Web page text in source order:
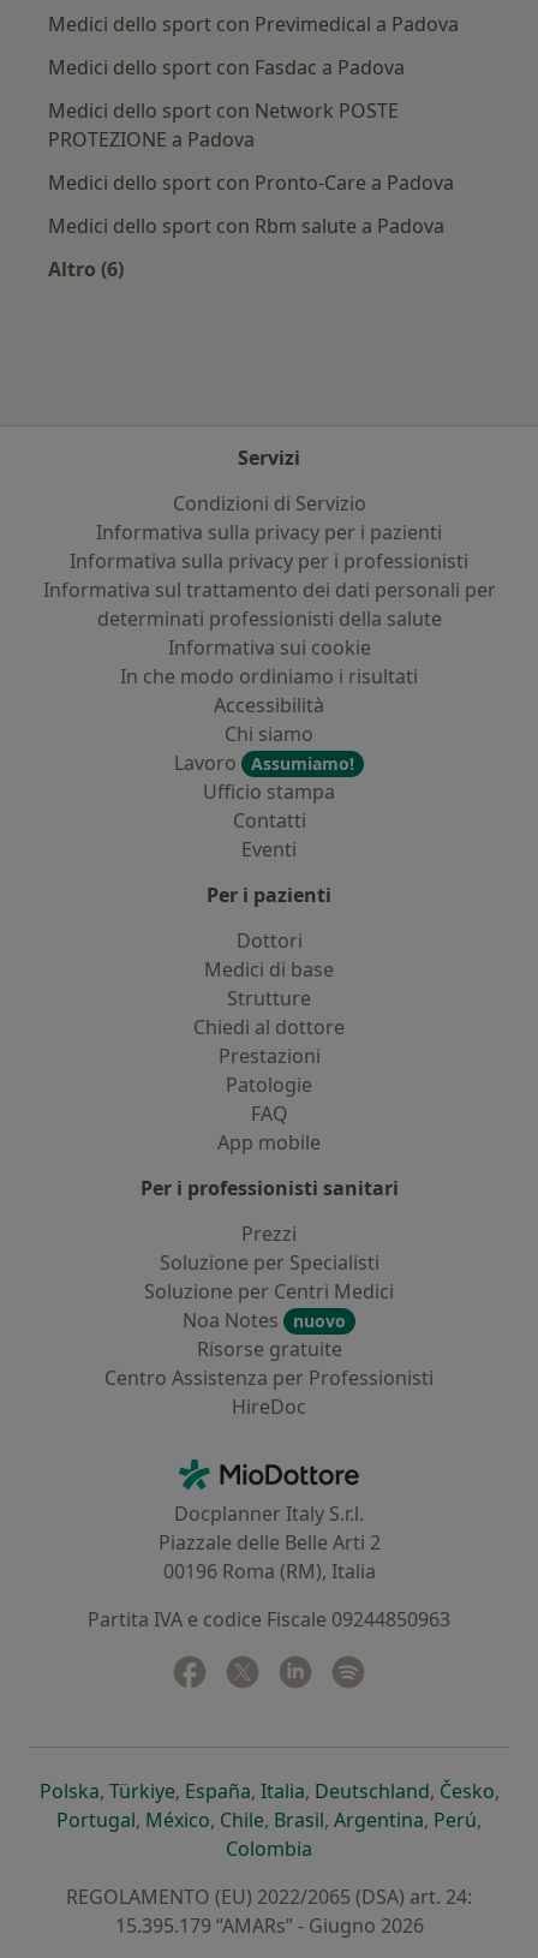
Medici dello sport con Previmedical a Padova
Medici dello sport con Fasdac a Padova
Medici dello sport con Network POSTE
PROTEZIONE a Padova
Medici dello sport con Pronto-Care a Padova
Medici dello sport con Rbm salute a Padova
Altro (6)
Servizi
Condizioni di Servizio
Informativa sulla privacy per i pazienti
Informativa sulla privacy per i professionisti
Informativa sul trattamento dei dati personali per
determinati professionisti della salute
Informativa sui cookie
In che modo ordiniamo i risultati
Accessibilità
Chi siamo
Lavoro
Assumiamo!
Ufficio stampa
Contatti
Eventi
Per i pazienti
Dottori
Medici di base
Strutture
Chiedi al dottore
Prestazioni
Patologie
FAQ
App mobile
Per i professionisti sanitari
Prezzi
Soluzione per Specialisti
Soluzione per Centri Medici
Noa Notes
nuovo
Risorse gratuite
Centro Assistenza per Professionisti
HireDoc
MioDottore - Homepage
Docplanner Italy S.r.l.
Piazzale delle Belle Arti 2
00196 Roma (RM), Italia
Partita IVA e codice Fiscale 09244850963
Facebook
si apre in una nuova scheda
Twitter
si apre in una nuova scheda
Linkedin
si apre in una nuova
Polskasi apre in una nuova scheda
, Türkiyesi apre in una nuova scheda
, Españasi apre in una nuova scheda
, Italiasi apre in una nuova
, Deutschlandsi apre in
, Českosi
,
Portugalsi apre in una nuova scheda
, Méxicosi apre in una nuova scheda
, Chilesi apre in una nuova scheda
, Brasilsi apre in una nuova
, Argentinasi apre in
, Perúsi
,
Colombia
REGOLAMENTO (EU) 2022/2065 (DSA) art. 24:
15.395.179 “AMARs” - Giugno 2026